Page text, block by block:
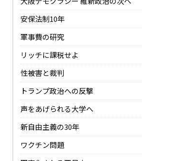
安保法制10年
軍事費の研究
リッチに課税せよ
性被害と裁判
トランプ政治への反撃
声をあげられる大学へ
新自由主義の30年
ワクチン問題